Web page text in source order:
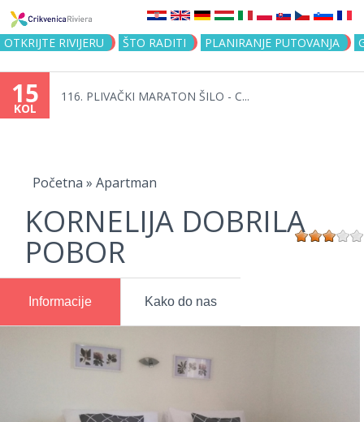
Jump to navigation
OTKRIJTE RIVIJERU ŠTO RADITI PLANIRANJE PUTOVANJA
15
KOL
116. PLIVAČKI MARATON ŠILO - C...
ovdje
Početna » Apartman
KORNELIJA DOBRILA
POBOR
Informacije Kako do nas